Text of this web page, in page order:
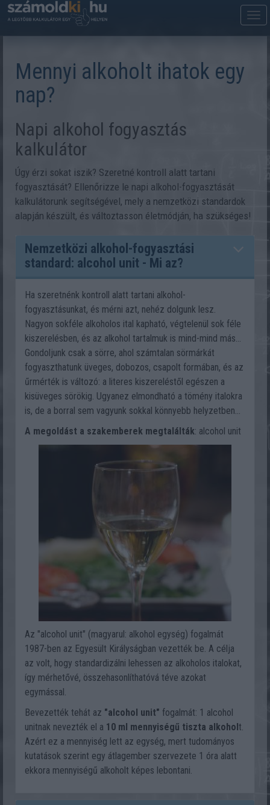
Mennyi alkoholt ihatok egy
nap?
Napi alkohol fogyasztás
kalkulátor
Úgy érzi sokat iszik? Szeretné kontroll alatt tartani
fogyasztását? Ellenőrizze le napi alkohol-fogyasztását
kalkulátorunk segítségével, mely a nemzetközi standardok
alapján készült, és változtasson életmódján, ha szükséges!
Nemzetközi alkohol-fogyasztási
standard: alcohol unit - Mi az?
Ha szeretnénk kontroll alatt tartani alkohol-
fogyasztásunkat, és mérni azt, nehéz dolgunk lesz.
Nagyon sokféle alkoholos ital kapható, végtelenül sok féle
kiszerelésben, és az alkohol tartalmuk is mind-mind más...
Gondoljunk csak a sörre, ahol számtalan sörmárkát
fogyaszthatunk üveges, dobozos, csapolt formában, és az
űrmérték is változó: a literes kiszereléstől egészen a
kisüveges sörökig. Ugyanez elmondható a tömény italokra
is, de a borral sem vagyunk sokkal könnyebb helyzetben...
A megoldást a szakemberek megtalálták: alcohol unit
Az "alcohol unit" (magyarul: alkohol egység) fogalmát
1987-ben az Egyesült Királyságban vezették be. A célja
az volt, hogy standardizálni lehessen az alkoholos italokat,
így mérhetővé, összehasonlíthatóvá téve azokat
egymással.
Bevezették tehát az "alcohol unit" fogalmát: 1 alcohol
unitnak nevezték el a 10 ml mennyiségű tiszta alkoholt.
Azért ez a mennyiség lett az egység, mert tudományos
kutatások szerint egy átlagember szervezete 1 óra alatt
ekkora mennyiségű alkoholt képes lebontani.